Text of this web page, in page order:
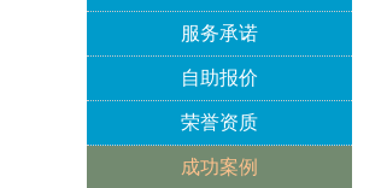
服务承诺
自助报价
荣誉资质
成功案例
BSCI验厂